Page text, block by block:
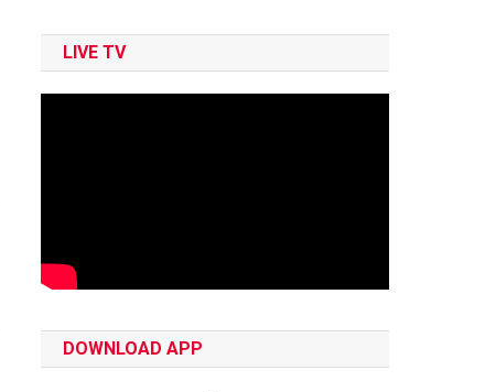
LIVE TV
DOWNLOAD APP